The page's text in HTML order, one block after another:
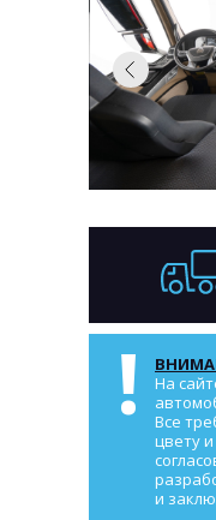
На
Все
цвету
и
!